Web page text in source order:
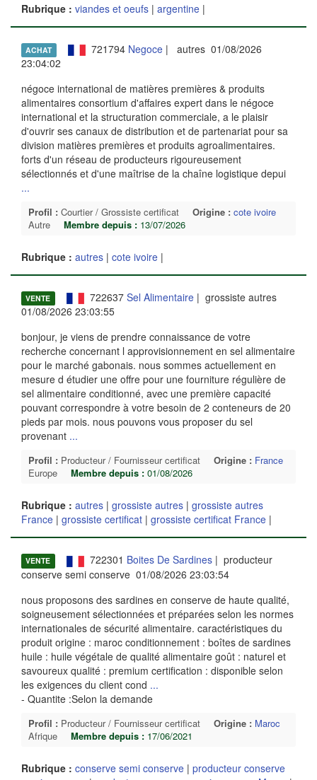
Rubrique : viandes et oeufs | argentine |
ACHAT 721794 Negoce| autres 01/08/2026
23:04:02
négoce international de matières premières & produits
alimentaires consortium d'affaires expert dans le négoce
international et la structuration commerciale, a le plaisir
d'ouvrir ses canaux de distribution et de partenariat pour sa
division matières premières et produits agroalimentaires.
forts d'un réseau de producteurs rigoureusement
sélectionnés et d'une maîtrise de la chaîne logistique depui
...
Profil : Courtier / Grossiste certificat Origine : cote ivoire
Autre
Membre depuis : 13/07/2026
Rubrique : autres | cote ivoire |
VENTE 722637 Sel Alimentaire| grossiste autres
01/08/2026 23:03:55
bonjour, je viens de prendre connaissance de votre
recherche concernant l approvisionnement en sel alimentaire
pour le marché gabonais. nous sommes actuellement en
mesure d étudier une offre pour une fourniture régulière de
sel alimentaire conditionné, avec une première capacité
pouvant correspondre à votre besoin de 2 conteneurs de 20
pieds par mois. nous pouvons vous proposer du sel
provenant ...
Profil : Producteur / Fournisseur certificat Origine : France
Europe
Membre depuis : 01/08/2026
Rubrique : autres | grossiste autres | grossiste autres
France | grossiste certificat | grossiste certificat France |
VENTE 722301 Boites De Sardines| producteur
conserve semi conserve 01/08/2026 23:03:54
nous proposons des sardines en conserve de haute qualité,
soigneusement sélectionnées et préparées selon les normes
internationales de sécurité alimentaire. caractéristiques du
produit origine : maroc conditionnement : boîtes de sardines
huile : huile végétale de qualité alimentaire goût : naturel et
savoureux qualité : premium certification : disponible selon
les exigences du client cond ...
- Quantite :Selon la demande
Profil : Producteur / Fournisseur certificat Origine : Maroc
Afrique
Membre depuis : 17/06/2021
Rubrique : conserve semi conserve | producteur conserve